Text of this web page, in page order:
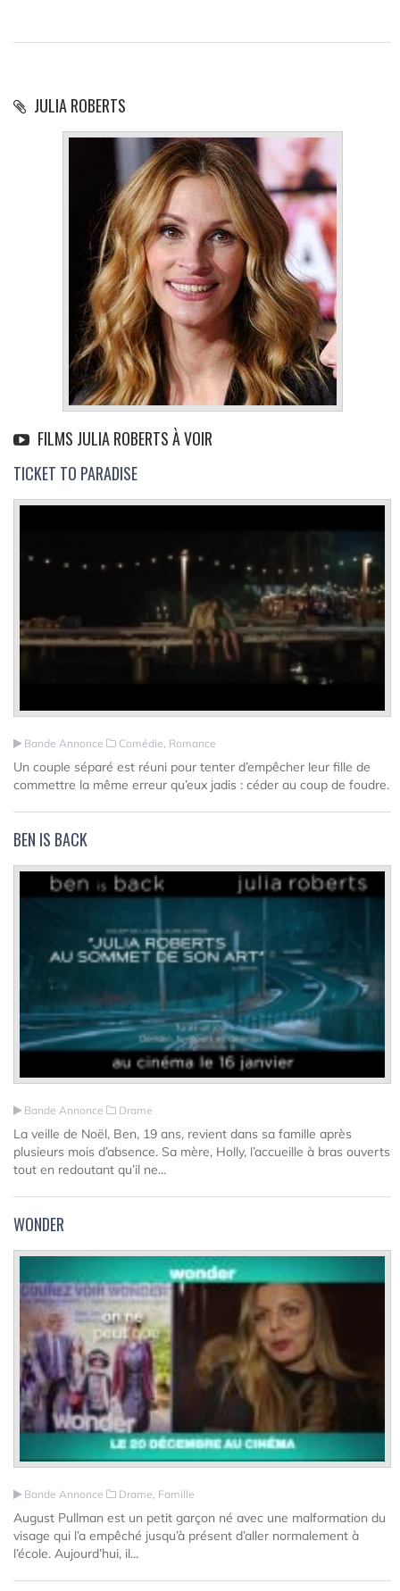
JULIA ROBERTS
FILMS JULIA ROBERTS À VOIR
TICKET TO PARADISE
Bande Annonce Comédie, Romance
Un couple séparé est réuni pour tenter d’empêcher leur fille de
commettre la même erreur qu’eux jadis : céder au coup de foudre.
BEN IS BACK
Bande Annonce Drame
La veille de Noël, Ben, 19 ans, revient dans sa famille après
plusieurs mois d’absence. Sa mère, Holly, l’accueille à bras ouverts
tout en redoutant qu’il ne...
WONDER
Bande Annonce Drame, Famille
August Pullman est un petit garçon né avec une malformation du
visage qui l’a empêché jusqu’à présent d’aller normalement à
l’école. Aujourd’hui, il...